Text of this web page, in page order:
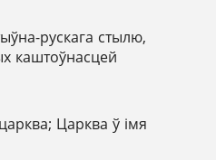
рускага стылю,
каштоўнасцей
Царква ў імя